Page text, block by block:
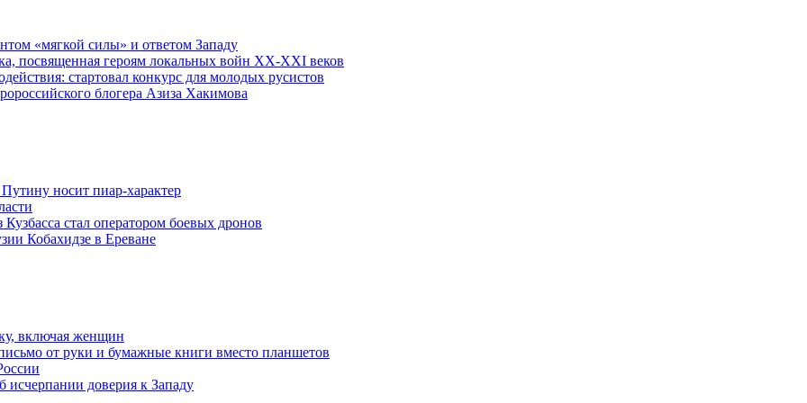
«мягкой силы» и ответом Западу
посвященная героям локальных войн XX-XXI веков
стартовал конкурс для молодых русистов
блогера Азиза Хакимова
носит пиар-характер
стал оператором боевых дронов
Кобахидзе в Ереване
включая женщин
от руки и бумажные книги вместо планшетов
исчерпании доверия к Западу